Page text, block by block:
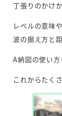
丁張りのかけ
レベルの意味
波の据え方と
A納図の使い
これからたく